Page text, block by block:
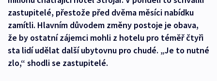
zastupitelé, přestože před dvěma měsíci nabídku
zamítli. Hlavním důvodem změny postoje je obava,
že by ostatní zájemci mohli z hotelu pro téměř čtyři
sta lidí udělat další ubytovnu pro chudé. „Je to nutné
zlo,“ shodli se zastupitelé.